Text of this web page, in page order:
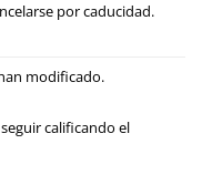
por caducidad.
modificado.
calificando el